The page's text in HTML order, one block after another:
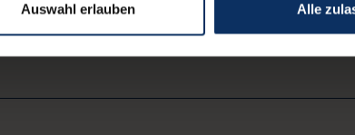
Auswahl erlauben Alle